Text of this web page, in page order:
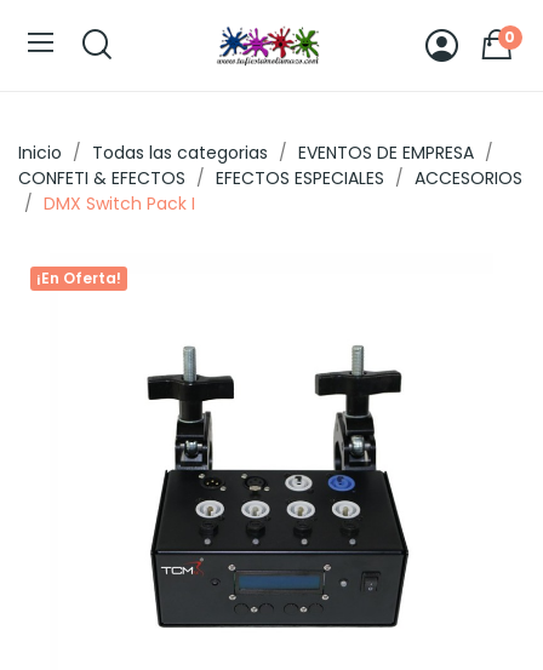
0
Inicio Todas las categorias
EVENTOS DE EMPRESA
CONFETI & EFECTOS
EFECTOS ESPECIALES
ACCESORIOS
DMX Switch Pack I
¡En Oferta!